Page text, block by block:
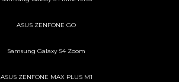
ASUS ZENFONE GO
Samsung Galaxy S4 Zoom
ASUS ZENFONE MAX PLUS M1